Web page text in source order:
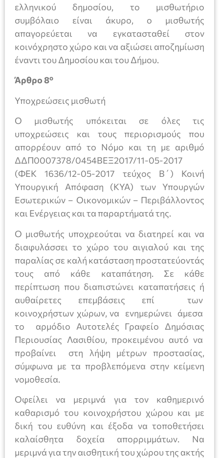
ελληνικού δημοσίου, το μισθωτήριο
συμβόλαιο είναι άκυρο, ο μισθωτής
απαγορεύεται να εγκατασταθεί στον
κοινόχρηστο χώρο και να αξιώσει αποζημίωση
έναντι του Δημοσίου και του Δήμου.
Άρθρο 8ο
Υποχρεώσεις μισθωτή
Ο μισθωτής υπόκειται σε όλες τις
υποχρεώσεις και τους περιορισμούς που
απορρέουν από το Νόμο και τη με αριθμό
ΔΔΠ0007378/0454ΒΕΞ2017/11-05-2017
(ΦΕΚ 1636/12-05-2017 τεύχος Β΄) Κοινή
Υπουργική Απόφαση (ΚΥΑ) των Υπουργών
Εσωτερικών – Οικονομικών – Περιβάλλοντος
και Ενέργειας και τα παραρτήματά της.
Ο μισθωτής υποχρεούται να διατηρεί και να
διαφυλάσσει το χώρο του αιγιαλού και της
παραλίας σε καλή κατάσταση προστατεύοντάς
τους από κάθε καταπάτηση. Σε κάθε
περίπτωση που διαπιστώνει καταπατήσεις ή
αυθαίρετες επεμβάσεις επί των
κοινοχρήστων χώρων, να ενημερώνει άμεσα
το αρμόδιο Αυτοτελές Γραφείο Δημόσιας
Περιουσίας Λασιθίου, προκειμένου αυτό να
προβαίνει στη λήψη μέτρων προστασίας,
σύμφωνα με τα προβλεπόμενα στην κείμενη
νομοθεσία.
Οφείλει να μεριμνά για τον καθημερινό
καθαρισμό του κοινοχρήστου χώρου και με
δική του ευθύνη και έξοδα να τοποθετήσει
καλαίσθητα δοχεία απορριμμάτων. Να
μεριμνά για την αισθητική του χώρου της ακτής